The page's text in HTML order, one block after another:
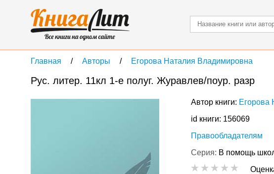
Главная Авторы Егорова Наталия Владимировна
Рус. литер. 11кл 1-е полуг. Журавлев/поур. разр
Автор книги: Егорова
id книги: 156069
Правообладателям
Серия: В помощь